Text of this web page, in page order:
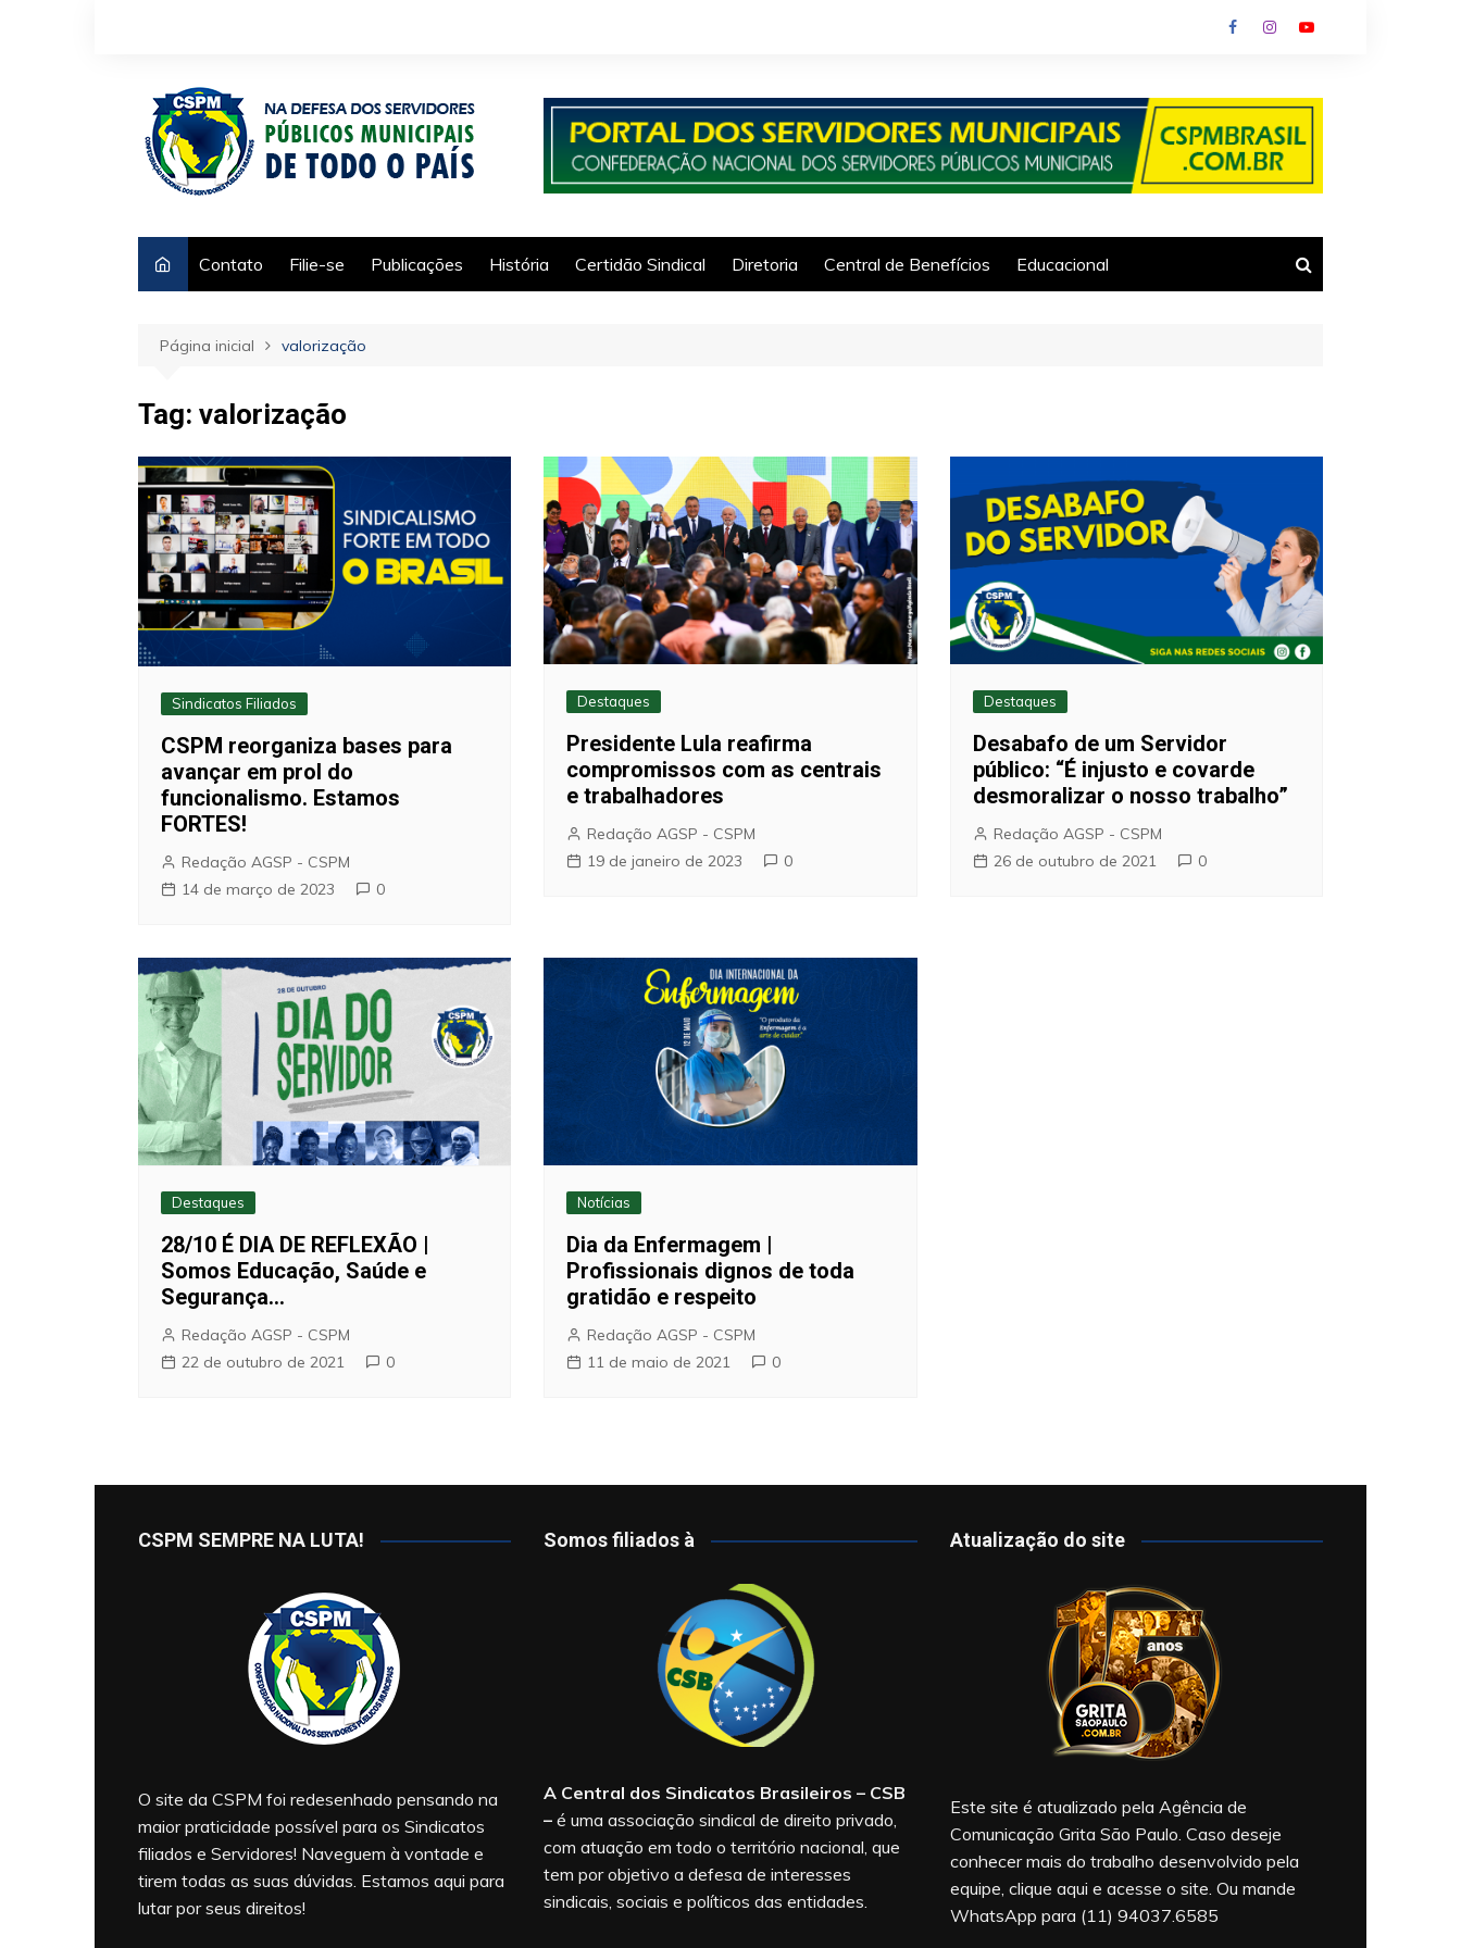
Contato Filie-se Publicações História Certidão Sindical Diretoria Central de Benefícios Educacional
Página inicial valorização
Tag: valorização
Sindicatos Filiados
CSPM reorganiza bases para
avançar em prol do
funcionalismo. Estamos
FORTES!
Redação AGSP - CSPM
14 de março de 2023
0
Destaques
Presidente Lula reafirma
compromissos com as centrais
e trabalhadores
Redação AGSP - CSPM
19 de janeiro de 2023
0
Destaques
Desabafo de um Servidor
público: “É injusto e covarde
desmoralizar o nosso trabalho”
Redação AGSP - CSPM
26 de outubro de 2021
0
Destaques
28/10 É DIA DE REFLEXÃO |
Somos Educação, Saúde e
Segurança…
Redação AGSP - CSPM
22 de outubro de 2021
0
Notícias
Dia da Enfermagem |
Profissionais dignos de toda
gratidão e respeito
Redação AGSP - CSPM
11 de maio de 2021
0
CSPM SEMPRE NA LUTA!
O site da CSPM foi redesenhado pensando na
maior praticidade possível para os Sindicatos
filiados e Servidores! Naveguem à vontade e
tirem todas as suas dúvidas. Estamos aqui para
lutar por seus direitos!
Somos filiados à
A Central dos Sindicatos Brasileiros – CSB
– é uma associação sindical de direito privado,
com atuação em todo o território nacional, que
tem por objetivo a defesa de interesses
sindicais, sociais e políticos das entidades.
Atualização do site
Este site é atualizado pela Agência de
Comunicação Grita São Paulo. Caso deseje
conhecer mais do trabalho desenvolvido pela
equipe, clique aqui e acesse o site. Ou mande
WhatsApp para (11) 94037.6585